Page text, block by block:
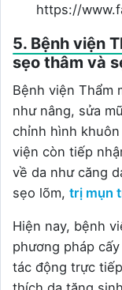
https://
5. Bệnh viện
sẹo thâm và
Bệnh viện Thẩm
như nâng, sửa
chỉnh hình
viện còn tiếp
về da như căng
sẹo lõm, trị mụn
Hiện nay, bệnh
phương pháp
tác động trực